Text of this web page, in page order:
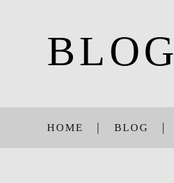
BLOG
HOME BLOG